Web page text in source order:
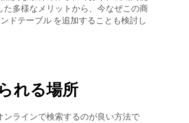
多様なメリットから、今なぜこの商
ドテーブル を追加することも検討し
れる場所
ラインで検索するのが良い方法で